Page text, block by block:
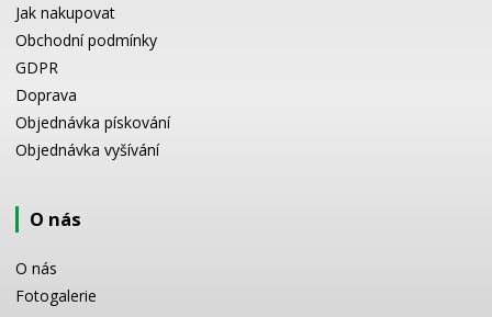
Jak nakupovat
Obchodní podmínky
GDPR
Doprava
Objednávka pískování
Objednávka vyšívání
O nás
O nás
Fotogalerie